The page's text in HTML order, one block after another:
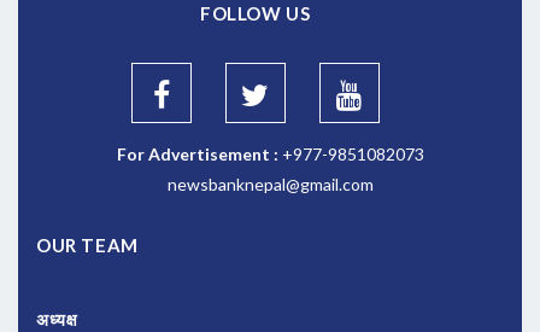
FOLLOW US
For Advertisement : +977-9851082073
newsbanknepal@gmail.com
OUR TEAM
अध्यक्ष